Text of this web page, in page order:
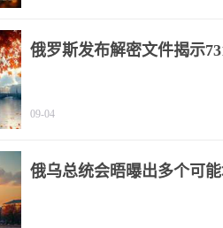
俄罗斯发布解密文件揭示
09-04
俄乌总统会晤曝出多个可